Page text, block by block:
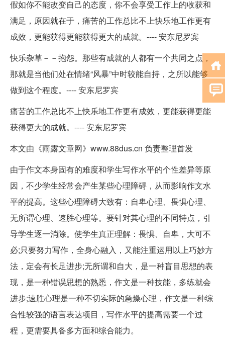
假如你不能改变自己的态度，你不会享受工作上的收获和
满足，原因就在于，痛苦的工作总比不上快乐地工作更有
成效，更能获得更能获得更大的成就。---- 安东尼罗宾
快乐杂草－－抱怨。那些有成就的人都有一个共同之点，
那就是当他们处在情绪“风暴”中时较能自持，之所以能够
做到这个程度。---- 安东尼罗宾
痛苦的工作总比不上快乐地工作更有成效，更能获得更能
获得更大的成就。---- 安东尼罗宾
本文由《雨露文章网》www.88dus.cn 负责整理首发
由于作文本身固有的难度和学生写作水平的个性差异等原
因，不少学生经常会产生某些心理障碍，从而影响作文水
平的提高。这些心理障碍大致有：自卑心理、畏惧心理、
无所谓心理、速胜心理等。要针对其心理的不同特点，引
导学生逐一消除。使学生真正理解：畏惧、自卑，大可不
必;只要努力写作，全身心融入，又能注重运用以上巧妙方
法，定会有长足进步;无所谓和自大，是一种盲目思想的表
现，是一种错误思想的熟悉，作文是一种技能，多练就会
进步;速胜心理是一种不切实际的急燥心理，作文是一种综
合性较强的语言表达项目，写作水平的提高需要一个过
程，更需要具备多方面和综合能力。